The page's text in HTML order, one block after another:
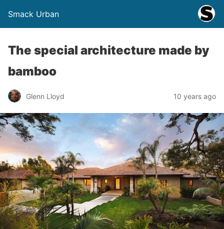
Smack Urban
The special architecture made by
bamboo
Glenn Lloyd 10 years ago